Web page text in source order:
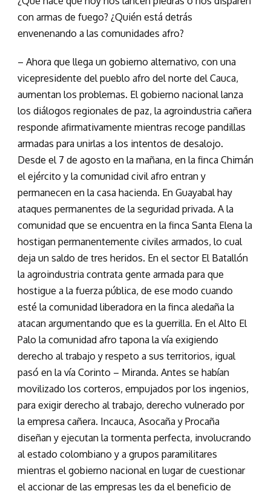
con armas de fuego? ¿Quién está detrás
envenenando a las comunidades afro?
– Ahora que llega un gobierno alternativo, con una
vicepresidente del pueblo afro del norte del Cauca,
aumentan los problemas. El gobierno nacional lanza
los diálogos regionales de paz, la agroindustria cañera
responde afirmativamente mientras recoge pandillas
armadas para unirlas a los intentos de desalojo.
Desde el 7 de agosto en la mañana, en la finca Chimán
el ejército y la comunidad civil afro entran y
permanecen en la casa hacienda. En Guayabal hay
ataques permanentes de la seguridad privada. A la
comunidad que se encuentra en la finca Santa Elena la
hostigan permanentemente civiles armados, lo cual
deja un saldo de tres heridos. En el sector El Batallón
la agroindustria contrata gente armada para que
hostigue a la fuerza pública, de ese modo cuando
esté la comunidad liberadora en la finca aledaña la
atacan argumentando que es la guerrilla. En el Alto El
Palo la comunidad afro tapona la vía exigiendo
derecho al trabajo y respeto a sus territorios, igual
pasó en la vía Corinto – Miranda. Antes se habían
movilizado los corteros, empujados por los ingenios,
para exigir derecho al trabajo, derecho vulnerado por
la empresa cañera. Incauca, Asocaña y Procaña
diseñan y ejecutan la tormenta perfecta, involucrando
al estado colombiano y a grupos paramilitares
mientras el gobierno nacional en lugar de cuestionar
el accionar de las empresas les da el beneficio de